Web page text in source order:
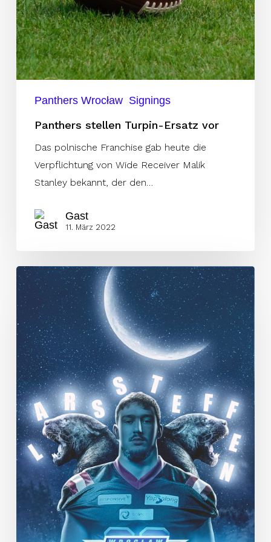
Panthers Wrocław Signings
Panthers stellen Turpin-Ersatz vor
Das polnische Franchise gab heute die
Verpflichtung von Wide Receiver Malik
Stanley bekannt, der den…
Gast
11. März 2022